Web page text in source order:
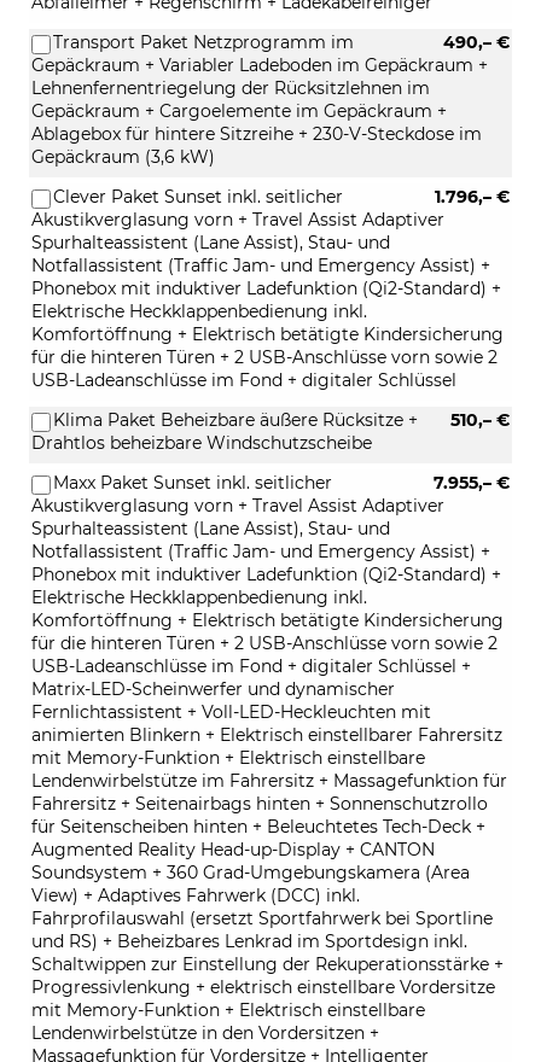
490,– €
Transport Paket Netzprogramm im
Gepäckraum + Variabler Ladeboden im Gepäckraum +
Lehnenfernentriegelung der Rücksitzlehnen im
Gepäckraum + Cargoelemente im Gepäckraum +
Ablagebox für hintere Sitzreihe + 230-V-Steckdose im
Gepäckraum (3,6 kW)
1.796,– €
Clever Paket Sunset inkl. seitlicher
Akustikverglasung vorn + Travel Assist Adaptiver
Spurhalteassistent (Lane Assist), Stau- und
Notfallassistent (Traffic Jam- und Emergency Assist) +
Phonebox mit induktiver Ladefunktion (Qi2-Standard) +
Elektrische Heckklappenbedienung inkl.
Komfortöffnung + Elektrisch betätigte Kindersicherung
für die hinteren Türen + 2 USB-Anschlüsse vorn sowie 2
USB-Ladeanschlüsse im Fond + digitaler Schlüssel
510,– €
Klima Paket Beheizbare äußere Rücksitze +
Drahtlos beheizbare Windschutzscheibe
7.955,– €
Maxx Paket Sunset inkl. seitlicher
Akustikverglasung vorn + Travel Assist Adaptiver
Spurhalteassistent (Lane Assist), Stau- und
Notfallassistent (Traffic Jam- und Emergency Assist) +
Phonebox mit induktiver Ladefunktion (Qi2-Standard) +
Elektrische Heckklappenbedienung inkl.
Komfortöffnung + Elektrisch betätigte Kindersicherung
für die hinteren Türen + 2 USB-Anschlüsse vorn sowie 2
USB-Ladeanschlüsse im Fond + digitaler Schlüssel +
Matrix-LED-Scheinwerfer und dynamischer
Fernlichtassistent + Voll-LED-Heckleuchten mit
animierten Blinkern + Elektrisch einstellbarer Fahrersitz
mit Memory-Funktion + Elektrisch einstellbare
Lendenwirbelstütze im Fahrersitz + Massagefunktion für
Fahrersitz + Seitenairbags hinten + Sonnenschutzrollo
für Seitenscheiben hinten + Beleuchtetes Tech-Deck +
Augmented Reality Head-up-Display + CANTON
Soundsystem + 360 Grad-Umgebungskamera (Area
View) + Adaptives Fahrwerk (DCC) inkl.
Fahrprofilauswahl (ersetzt Sportfahrwerk bei Sportline
und RS) + Beheizbares Lenkrad im Sportdesign inkl.
Schaltwippen zur Einstellung der Rekuperationsstärke +
Progressivlenkung + elektrisch einstellbare Vordersitze
mit Memory-Funktion + Elektrisch einstellbare
Lendenwirbelstütze in den Vordersitzen +
Massagefunktion für Vordersitze + Intelligenter